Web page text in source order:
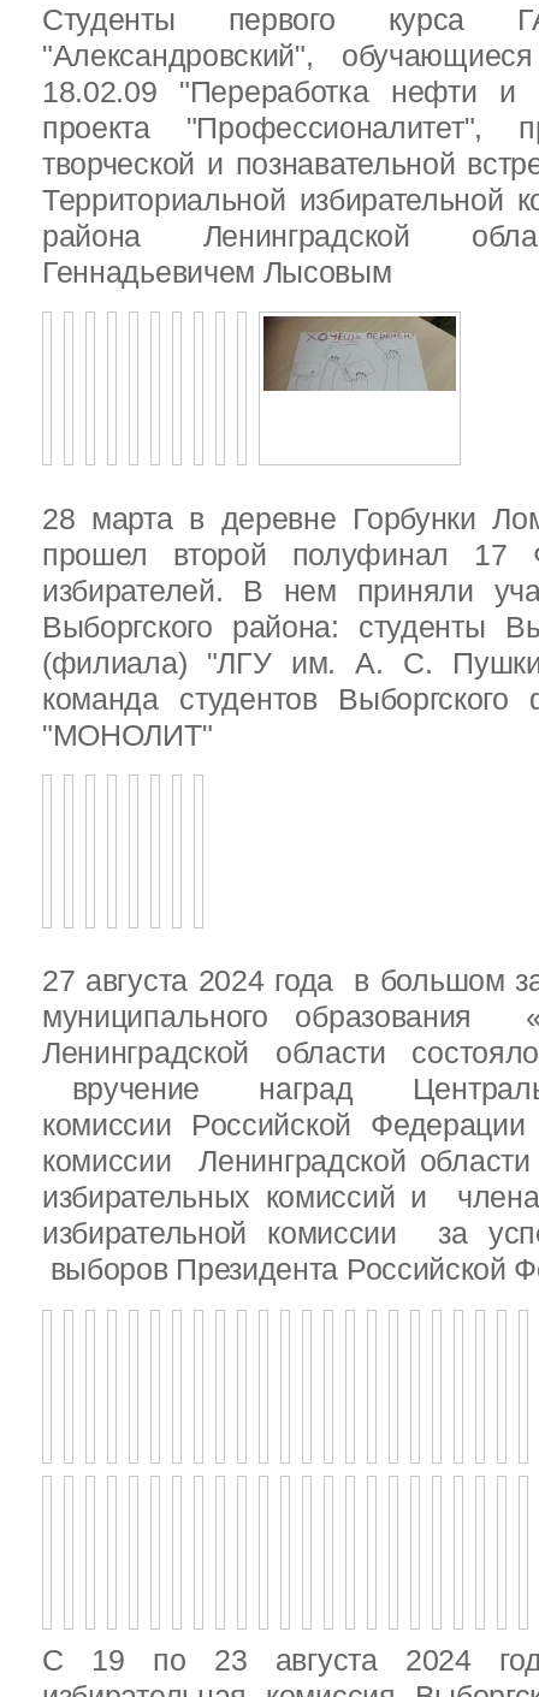
Студенты первого
"Александровский",
18.02.09 "Переработка нефти и
проекта "Профессионалитет",
творческой и познавательной
Территориальной избирательной
района Ленинградской
Геннадьевичем Лысовым
28 марта в деревне Горбунки
прошел второй полуфинал 17
избирателей. В нем приняли
Выборгского района: студенты
(филиала) "ЛГУ им. А. С.
команда студентов
"МОНОЛИТ"
27 августа 2024 года в большом
муниципального образования
Ленинградской области
вручение наград
комиссии Российской
комиссии Ленинградской
избирательных комиссий и
избирательной комиссии за
выборов Президента Российской
С 19 по 23 августа 2024